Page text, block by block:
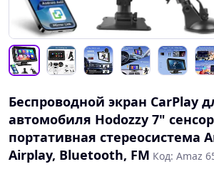
Беспроводной экран CarPlay
автомобиля Hodozzy 7"
портативная стереосистема
Airplay, Bluetooth, FM Код: Amaz